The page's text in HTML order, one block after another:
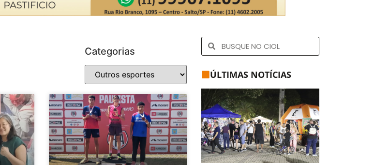
Categorias
ÚLTIMAS NOTÍCIAS